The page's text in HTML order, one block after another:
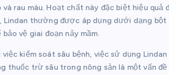
rau màu. Hoạt chất này đặc biệt hiệu quả
Lindan thường được áp dụng dưới dạng
vệ giai đoạn nảy mầm.
kiểm soát sâu bệnh, việc sử dụng
thuốc trừ sâu trong nông sản là một vấn